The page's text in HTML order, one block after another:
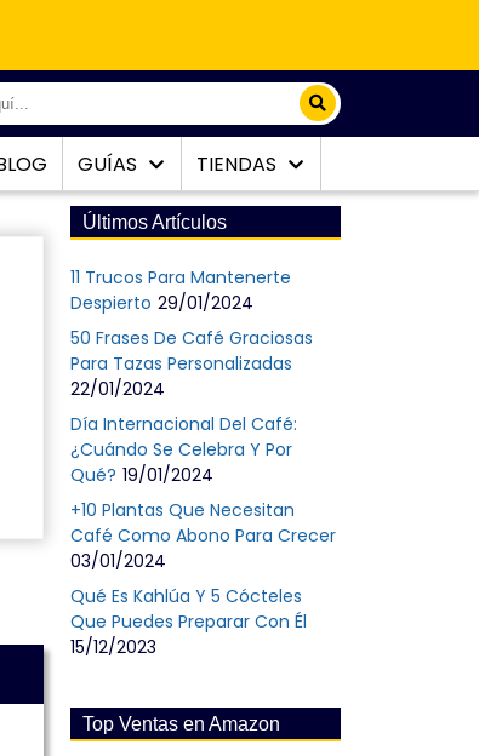
GUÍAS TIENDAS
Últimos Artículos
11 Trucos Para Mantenerte
Despierto 29/01/2024
50 Frases De Café Graciosas
Para Tazas Personalizadas
22/01/2024
Día Internacional Del Café:
¿Cuándo Se Celebra Y Por
Qué? 19/01/2024
+10 Plantas Que Necesitan
Café Como Abono Para Crecer
03/01/2024
Qué Es Kahlúa Y 5 Cócteles
Que Puedes Preparar Con Él
15/12/2023
Top Ventas en Amazon